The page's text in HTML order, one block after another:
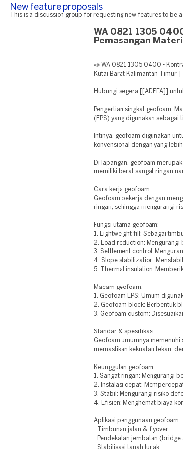
New feature proposals
This is a discussion group for requesting new features to be
WA 0821 1305
Pemasangan
📣 WA 0821 1305 0400 -
Kutai Barat Kalimantan Timur |
Hubungi segera [[ADEFA]]
Pengertian singkat geofoam:
(EPS) yang digunakan sebagai
Intinya, geofoam digunakan
konvensional dengan yang lebih
Di lapangan, geofoam
memiliki berat sangat ringan
Cara kerja geofoam:
Geofoam bekerja dengan
ringan, sehingga mengurangi
Fungsi utama geofoam:
1. Lightweight fill: Sebagai
2. Load reduction: Mengurangi
3. Settlement control:
4. Slope stabilization:
5. Thermal insulation:
Macam geofoam:
1. Geofoam EPS: Umum
2. Geofoam block: Berbentuk
3. Geofoam custom:
Standar & spesifikasi:
Geofoam umumnya memenuhi
memastikan kekuatan tekan,
Keunggulan geofoam:
1. Sangat ringan: Mengurangi
2. Instalasi cepat:
3. Stabil: Mengurangi risiko
4. Efisien: Menghemat biaya
Aplikasi penggunaan geofoam:
- Timbunan jalan & flyover
- Pendekatan jembatan (bridge
- Stabilisasi tanah lunak